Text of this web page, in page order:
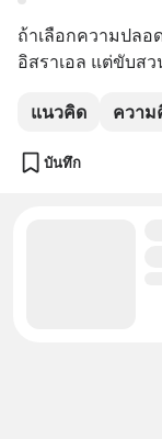
ถ้าเลือกความปลอ
อิสราเอล แต่ขับสว
แนวคิด ความ
บันทึก